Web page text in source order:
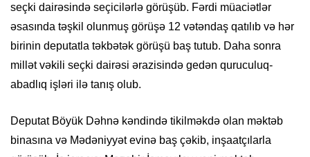
seçki dairəsində seçicilərlə görüşüb. Fərdi müaciətlər
əsasında təşkil olunmuş görüşə 12 vətəndaş qatılıb və hər
birinin deputatla təkbətək görüşü baş tutub. Daha sonra
millət vəkili seçki dairəsi ərazisində gedən quruculuq-
abadlıq işləri ilə tanış olub.
Deputat Böyük Dəhnə kəndində tikilməkdə olan məktəb
binasına və Mədəniyyət evinə baş çəkib, inşaatçılarla